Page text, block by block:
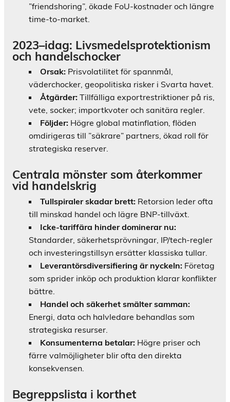
”friendshoring”, ökade FoU-kostnader och längre
time-to-market.
2023–idag: Livsmedelsprotektionism
och handelschocker
Orsak: Prisvolatilitet för spannmål,
väderchocker, geopolitiska risker i Svarta havet.
Åtgärder: Tillfälliga exportrestriktioner på ris,
vete, socker; importkvoter och sanitära regler.
Följder: Högre global matinflation, flöden
omdirigeras till ”säkrare” partners, ökad roll för
strategiska reserver.
Centrala mönster som återkommer
vid handelskrig
Tullspiraler skadar brett: Retorsion leder ofta
till minskad handel och lägre BNP-tillväxt.
Icke-tariffära hinder dominerar nu:
Standarder, säkerhetsprövningar, IP/tech-regler
och investeringstillsyn ersätter klassiska tullar.
Leverantörsdiversifiering är nyckeln: Företag
som sprider inköp och produktion klarar konflikter
bättre.
Handel och säkerhet smälter samman:
Energi, data och halvledare behandlas som
strategiska resurser.
Konsumenterna betalar: Högre priser och
färre valmöjligheter blir ofta den direkta
konsekvensen.
Begreppslista i korthet